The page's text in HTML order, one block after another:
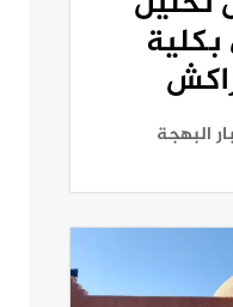
البهجة